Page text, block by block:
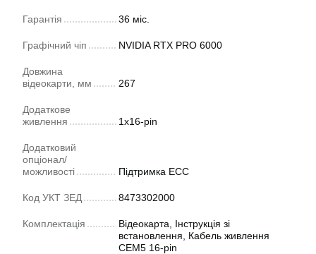
Гарантія 36 міс.
Графічний чіп NVIDIA RTX PRO 6000
Довжина
відеокарти, мм
267
Додаткове
живлення
1x16-pin
Додатковий
опціонал/
можливості
Підтримка ECC
Код УКТ ЗЕД 8473302000
Комплектація
Відеокарта, Інструкція зі
встановлення, Кабель живлення
CEM5 16-pin